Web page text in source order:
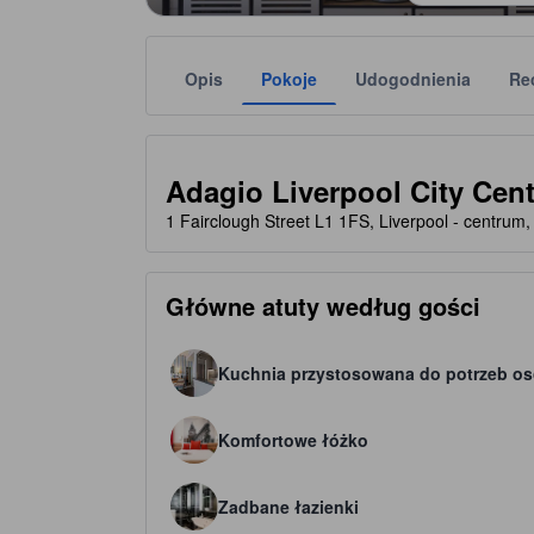
Opis Pokoje Udogodnienia
Adagio Liverpool City
1 Fairclough Street L1 1FS, Liverpool -
Główne atuty według gości
Kuchnia przystosowana do potrzeb
Komfortowe łóżko
Zadbane łazienki